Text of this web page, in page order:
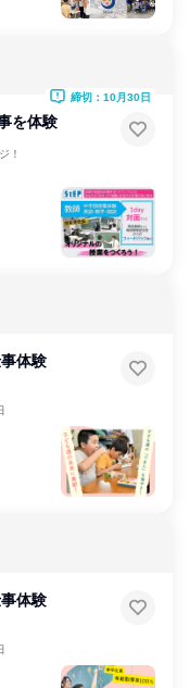
を体験
！
締切：10月30日
体験
体験